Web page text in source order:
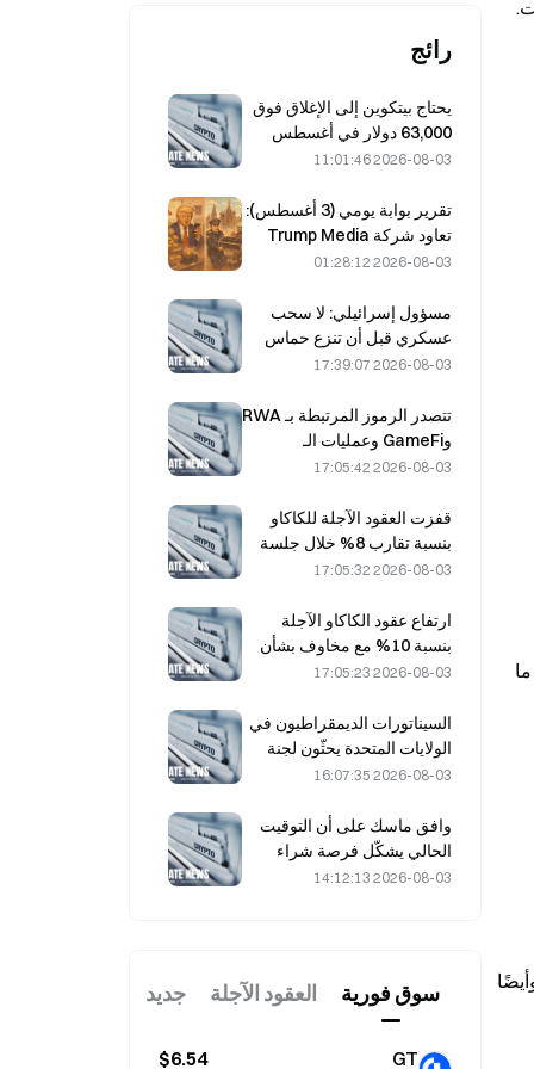
رائج
يحتاج بيتكوين إلى الإغلاق فوق
63,000 دولار في أغسطس
لتأكيد قاع السوق الهابطة، وفقًا
2026-08-03 11:01:46
تقرير بوابة يومي (3 أغسطس):
تعاود شركة Trump Media
الشراء بسعر أعلى والبيع بسعر
بيتكوين؛ يبدأ حظر موسكو
لتعدين العملات المشفرة
سريانه في أغسطس
2026-08-03 01:28:12
مسؤول إسرائيلي: لا سحب
عسكري قبل أن تنزع حماس
سلاحها
2026-08-03 17:39:07
تتصدر الرموز المرتبطة بـ RWA
وGameFi وعمليات الـ
Restaking أداء السوق في 2026-08-03 17:05:42
قفزت العقود الآجلة للكاكاو
بنسبة تقارب 8% خلال جلسة
يوم الجمعة الماضي، في
2026-08-03 17:05:32
ارتفاع عقود الكاكاو الآجلة
بنسبة 10% مع مخاوف بشأن
2026-08-03 17:05:23
السيناتورات الديمقراطيون في
الولايات المتحدة يحثّون لجنة
المتعلقة بحرائق الغابات في
ظل موسم قياسي من الحرائق
2026-08-03 16:07:35
وافق ماسك على أن التوقيت
الحالي يشكّل فرصة شراء
2026-08-03 14:12:13
سوق فوریة العقود الآجلة جديد
GT
$6.54